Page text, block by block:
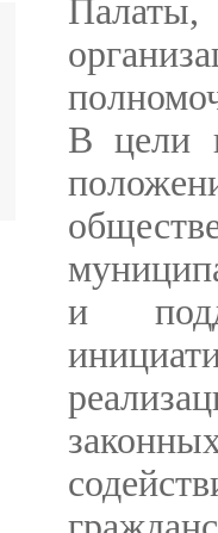
Палаты,
В цели
и